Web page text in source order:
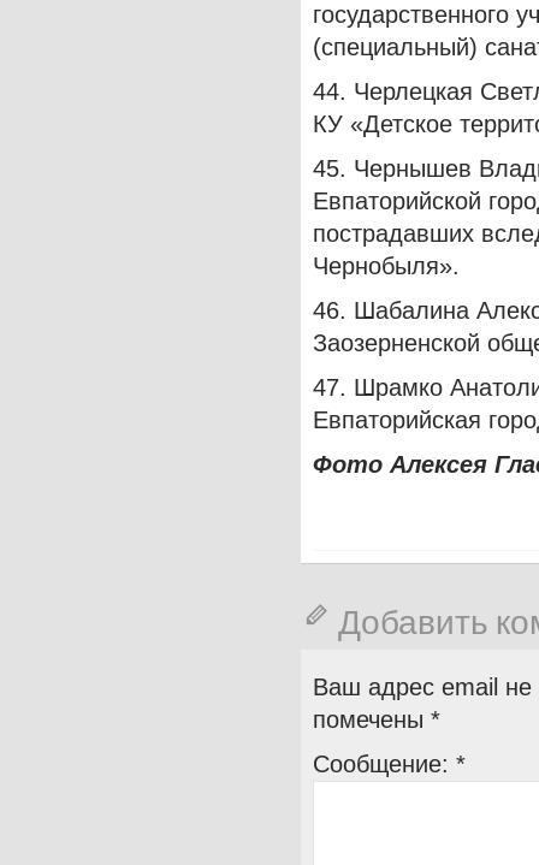
государственного
(специальный)
44. Черлецкая
КУ «Детское
45. Чернышев
Евпаторийской
пострадавших
Чернобыля».
46. Шабалина
Заозерненской
47. Шрамко
Евпаторийская
Фото Алексея
Добавить
Ваш адрес email не
помечены *
Сообщение: *